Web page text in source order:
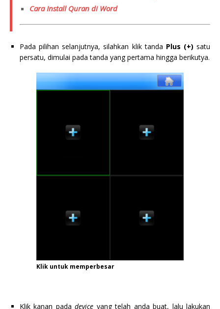
Cara Install Quran di Word
Pada pilihan selanjutnya, silahkan klik tanda Plus (+) satu
persatu, dimulai pada tanda yang pertama hingga berikutya.
Klik untuk memperbesar
Klik kanan padadevice yang telah anda buat, lalu lakukan